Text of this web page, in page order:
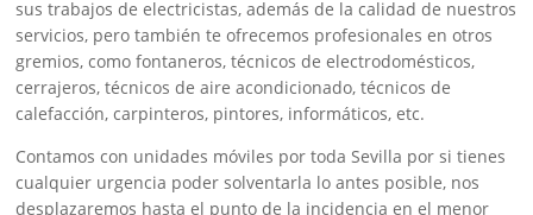
sus trabajos de electricistas, además de la calidad de nuestros
servicios, pero también te ofrecemos profesionales en otros
gremios, como fontaneros, técnicos de electrodomésticos,
cerrajeros, técnicos de aire acondicionado, técnicos de
calefacción, carpinteros, pintores, informáticos, etc.
Contamos con unidades móviles por toda Sevilla por si tienes
cualquier urgencia poder solventarla lo antes posible, nos
desplazaremos hasta el punto de la incidencia en el menor